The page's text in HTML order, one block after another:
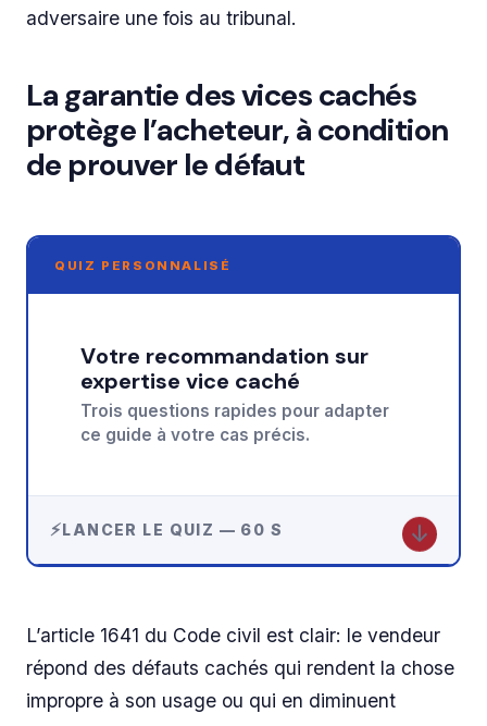
adversaire une fois au tribunal.
La garantie des vices cachés
protège l’acheteur, à condition
de prouver le défaut
QUIZ PERSONNALISÉ
Votre recommandation sur
expertise vice caché
Trois questions rapides pour adapter
ce guide à votre cas précis.
LANCER LE QUIZ — 60 S ↓
L’article 1641 du Code civil est clair: le vendeur
répond des défauts cachés qui rendent la chose
impropre à son usage ou qui en diminuent